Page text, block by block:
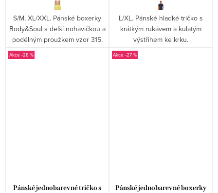
S/M, XL/XXL. Pánské boxerky
Body&Soul s delší nohavičkou a
podélným proužkem vzor 315.
L/XL. Pánské hladké tričko s
krátkým rukávem a kulatým
výstřihem ke krku.
-28 %
Pánské jednobarevné tričko s
-27 %
Pánské jednobarevné boxerky